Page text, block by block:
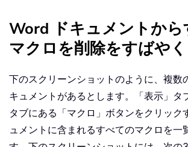
Word ドキュメントから
マクロを削除をすばやく
下のスクリーンショットのように、複数
キュメントがあるとします。「表示」タ
タブにある「マクロ」ボタンをクリック
ュメントに含まれるすべてのマクロを一